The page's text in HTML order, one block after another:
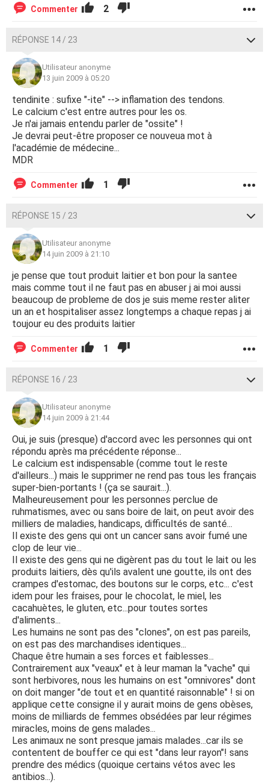
Commenter 2
RÉPONSE 14 / 23
Utilisateur anonyme
13 juin 2009 à 05:20
tendinite : sufixe "-ite" --> inflamation des tendons.
Le calcium c'est entre autres pour les os.
Je n'ai jamais entendu parler de "ossite" !
Je devrai peut-être proposer ce nouveua mot à
l'académie de médecine...
MDR
Commenter 1
RÉPONSE 15 / 23
Utilisateur anonyme
14 juin 2009 à 21:10
je pense que tout produit laitier et bon pour la santee
mais comme tout il ne faut pas en abuser j ai moi aussi
beaucoup de probleme de dos je suis meme rester aliter
un an et hospitaliser assez longtemps a chaque repas j ai
toujour eu des produits laitier
Commenter 1
RÉPONSE 16 / 23
Utilisateur anonyme
14 juin 2009 à 21:44
Oui, je suis (presque) d'accord avec les personnes qui ont
répondu après ma précédente réponse...
Le calcium est indispensable (comme tout le reste
d'ailleurs...) mais le supprimer ne rend pas tous les français
super-bien-portants ! (ça se saurait...).
Malheureusement pour les personnes perclue de
ruhmatismes, avec ou sans boire de lait, on peut avoir des
milliers de maladies, handicaps, difficultés de santé...
Il existe des gens qui ont un cancer sans avoir fumé une
clop de leur vie...
Il existe des gens qui ne digèrent pas du tout le lait ou les
produits laitiers, dès qu'ils avalent une goutte, ils ont des
crampes d'estomac, des boutons sur le corps, etc... c'est
idem pour les fraises, pour le chocolat, le miel, les
cacahuètes, le gluten, etc...pour toutes sortes
d'aliments...
Les humains ne sont pas des "clones", on est pas pareils,
on est pas des marchandises identiques...
Chaque être humain a ses forces et faiblesses...
Contrairement aux "veaux" et à leur maman la "vache" qui
sont herbivores, nous les humains on est "omnivores" dont
on doit manger "de tout et en quantité raisonnable" ! si on
applique cette consigne il y aurait moins de gens obèses,
moins de milliards de femmes obsédées par leur régimes
miracles, moins de gens malades...
Les animaux ne sont presque jamais malades...car ils se
contentent de bouffer ce qui est "dans leur rayon"! sans
prendre des médics (quoique certains vétos avec les
antibios...).